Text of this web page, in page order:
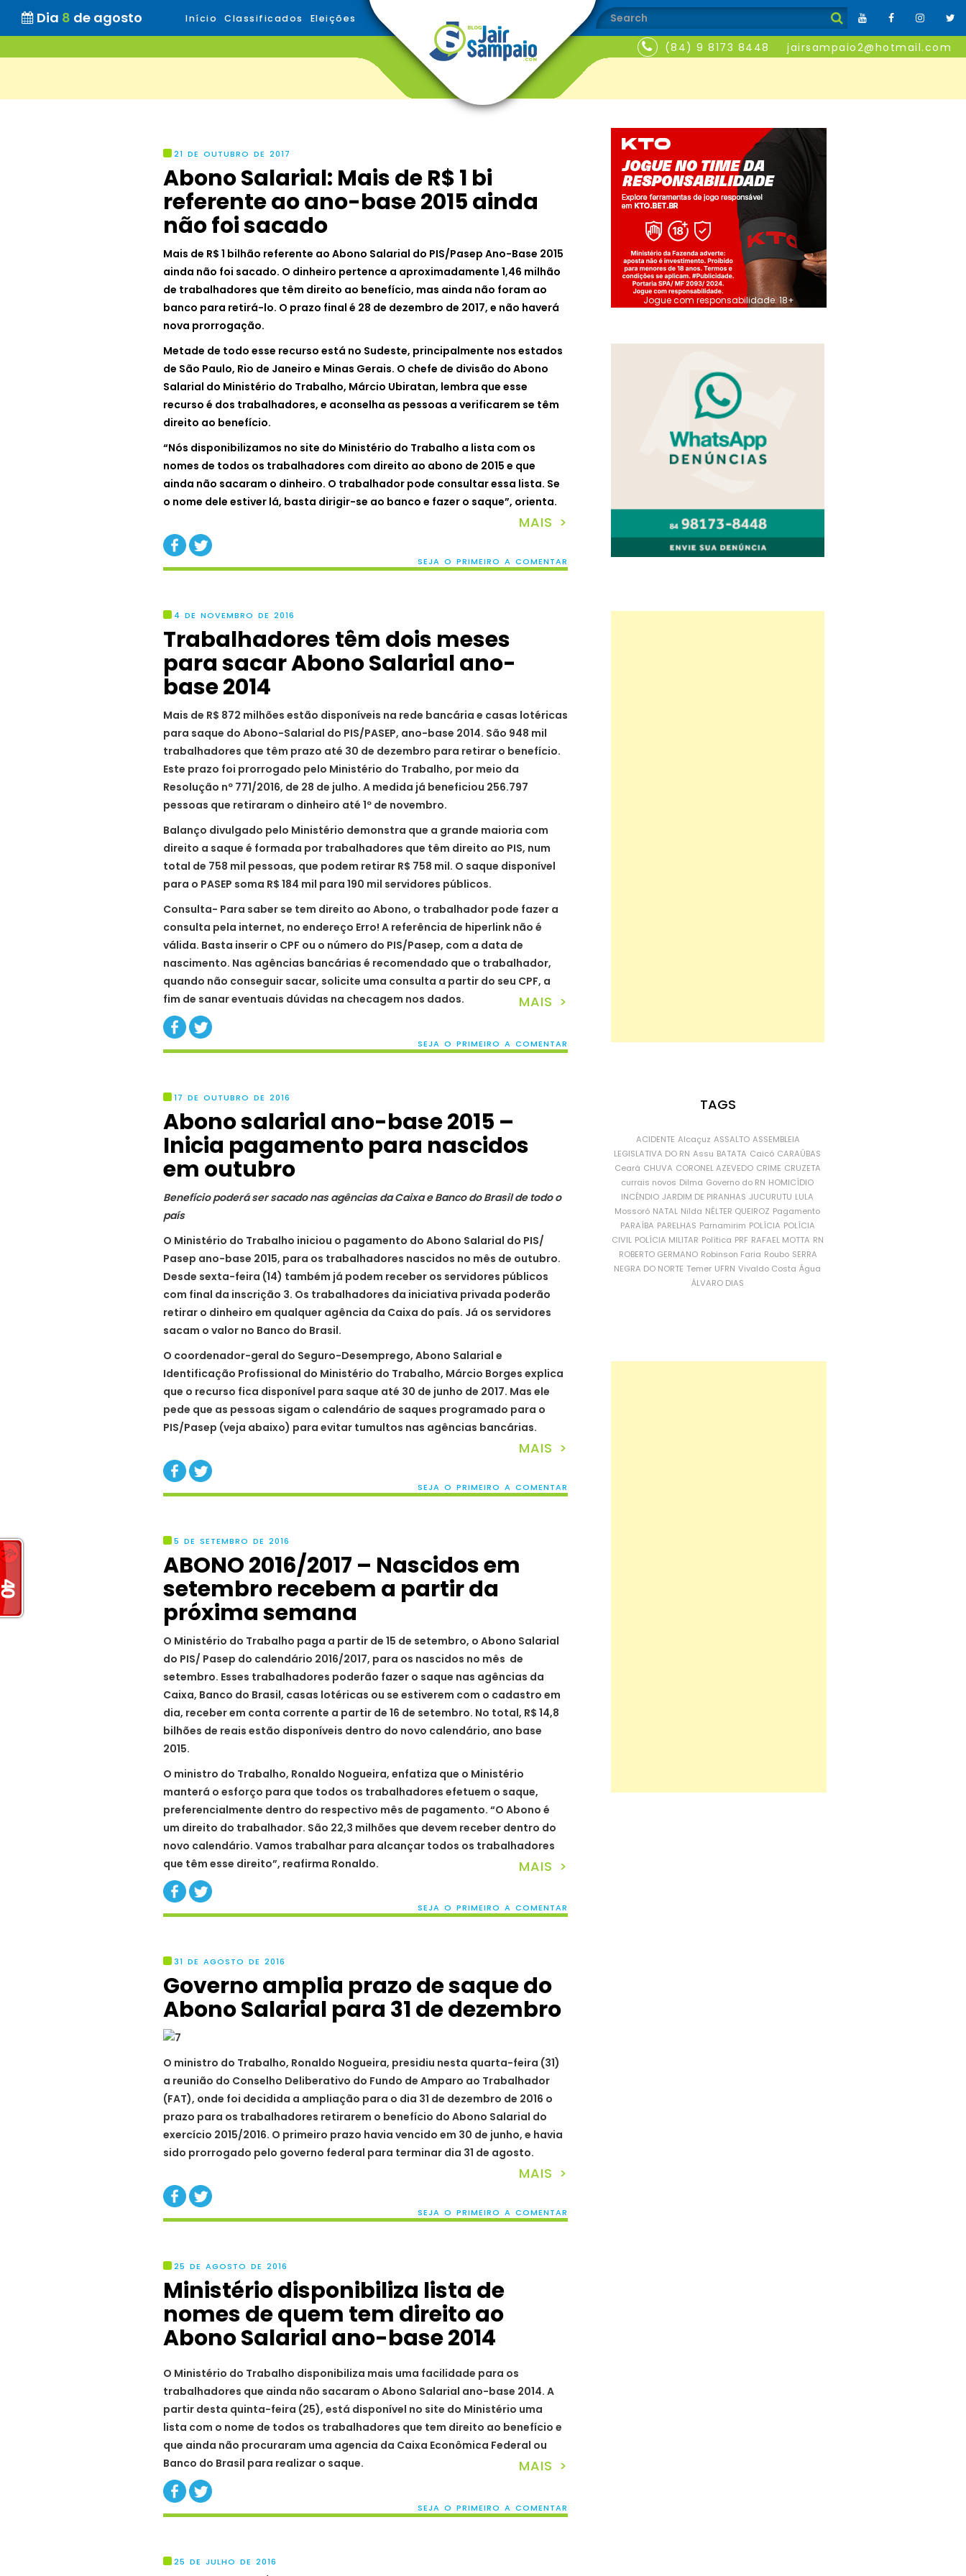
Dia 8 de agosto Início Classificados Eleições
(84) 9 8173 8448 jairsampaio2@hotmail.com
21 DE OUTUBRO DE 2017
Abono Salarial: Mais de R$ 1 bi
referente ao ano-base 2015 ainda
não foi sacado
Mais de R$ 1 bilhão referente ao Abono Salarial do PIS/Pasep Ano-Base 2015
ainda não foi sacado. O dinheiro pertence a aproximadamente 1,46 milhão
de trabalhadores que têm direito ao benefício, mas ainda não foram ao
banco para retirá-lo. O prazo final é 28 de dezembro de 2017, e não haverá
nova prorrogação.
Metade de todo esse recurso está no Sudeste, principalmente nos estados
de São Paulo, Rio de Janeiro e Minas Gerais. O chefe de divisão do Abono
Salarial do Ministério do Trabalho, Márcio Ubiratan, lembra que esse
recurso é dos trabalhadores, e aconselha as pessoas a verificarem se têm
direito ao benefício.
“Nós disponibilizamos no site do Ministério do Trabalho a lista com os
nomes de todos os trabalhadores com direito ao abono de 2015 e que
ainda não sacaram o dinheiro. O trabalhador pode consultar essa lista. Se
o nome dele estiver lá, basta dirigir-se ao banco e fazer o saque”, orienta.
MAIS >
SEJA O PRIMEIRO A COMENTAR
4 DE NOVEMBRO DE 2016
Trabalhadores têm dois meses
para sacar Abono Salarial ano-
base 2014
Mais de R$ 872 milhões estão disponíveis na rede bancária e casas lotéricas
para saque do Abono-Salarial do PIS/PASEP, ano-base 2014. São 948 mil
trabalhadores que têm prazo até 30 de dezembro para retirar o benefício.
Este prazo foi prorrogado pelo Ministério do Trabalho, por meio da
Resolução nº 771/2016, de 28 de julho. A medida já beneficiou 256.797
pessoas que retiraram o dinheiro até 1º de novembro.
Balanço divulgado pelo Ministério demonstra que a grande maioria com
direito a saque é formada por trabalhadores que têm direito ao PIS, num
total de 758 mil pessoas, que podem retirar R$ 758 mil. O saque disponível
para o PASEP soma R$ 184 mil para 190 mil servidores públicos.
Consulta- Para saber se tem direito ao Abono, o trabalhador pode fazer a
consulta pela internet, no endereço Erro! A referência de hiperlink não é
válida. Basta inserir o CPF ou o número do PIS/Pasep, com a data de
nascimento. Nas agências bancárias é recomendado que o trabalhador,
quando não conseguir sacar, solicite uma consulta a partir do seu CPF, a
fim de sanar eventuais dúvidas na checagem nos dados.
MAIS >
SEJA O PRIMEIRO A COMENTAR
17 DE OUTUBRO DE 2016
Abono salarial ano-base 2015 –
Inicia pagamento para nascidos
em outubro
Benefício poderá ser sacado nas agências da Caixa e Banco do Brasil de todo o
país
O Ministério do Trabalho iniciou o pagamento do Abono Salarial do PIS/
Pasep ano-base 2015, para os trabalhadores nascidos no mês de outubro.
Desde sexta-feira (14) também já podem receber os servidores públicos
com final da inscrição 3. Os trabalhadores da iniciativa privada poderão
retirar o dinheiro em qualquer agência da Caixa do país. Já os servidores
sacam o valor no Banco do Brasil.
O coordenador-geral do Seguro-Desemprego, Abono Salarial e
Identificação Profissional do Ministério do Trabalho, Márcio Borges explica
que o recurso fica disponível para saque até 30 de junho de 2017. Mas ele
pede que as pessoas sigam o calendário de saques programado para o
PIS/Pasep (veja abaixo) para evitar tumultos nas agências bancárias.
MAIS >
SEJA O PRIMEIRO A COMENTAR
5 DE SETEMBRO DE 2016
ABONO 2016/2017 – Nascidos em
setembro recebem a partir da
próxima semana
O Ministério do Trabalho paga a partir de 15 de setembro, o Abono Salarial
do PIS/ Pasep do calendário 2016/2017, para os nascidos no mês de
setembro. Esses trabalhadores poderão fazer o saque nas agências da
Caixa, Banco do Brasil, casas lotéricas ou se estiverem com o cadastro em
dia, receber em conta corrente a partir de 16 de setembro. No total, R$ 14,8
bilhões de reais estão disponíveis dentro do novo calendário, ano base
2015.
O ministro do Trabalho, Ronaldo Nogueira, enfatiza que o Ministério
manterá o esforço para que todos os trabalhadores efetuem o saque,
preferencialmente dentro do respectivo mês de pagamento. “O Abono é
um direito do trabalhador. São 22,3 milhões que devem receber dentro do
novo calendário. Vamos trabalhar para alcançar todos os trabalhadores
que têm esse direito”, reafirma Ronaldo.
MAIS >
SEJA O PRIMEIRO A COMENTAR
31 DE AGOSTO DE 2016
Governo amplia prazo de saque do
Abono Salarial para 31 de dezembro
O ministro do Trabalho, Ronaldo Nogueira, presidiu nesta quarta-feira (31)
a reunião do Conselho Deliberativo do Fundo de Amparo ao Trabalhador
(FAT), onde foi decidida a ampliação para o dia 31 de dezembro de 2016 o
prazo para os trabalhadores retirarem o benefício do Abono Salarial do
exercício 2015/2016. O primeiro prazo havia vencido em 30 de junho, e havia
sido prorrogado pelo governo federal para terminar dia 31 de agosto.
MAIS >
SEJA O PRIMEIRO A COMENTAR
25 DE AGOSTO DE 2016
Ministério disponibiliza lista de
nomes de quem tem direito ao
Abono Salarial ano-base 2014
O Ministério do Trabalho disponibiliza mais uma facilidade para os
trabalhadores que ainda não sacaram o Abono Salarial ano-base 2014. A
partir desta quinta-feira (25), está disponível no site do Ministério uma
lista com o nome de todos os trabalhadores que tem direito ao benefício e
que ainda não procuraram uma agencia da Caixa Econômica Federal ou
Banco do Brasil para realizar o saque.
MAIS >
SEJA O PRIMEIRO A COMENTAR
25 DE JULHO DE 2016
Jogue com responsabilidade. 18+
TAGS
ACIDENTE Alcaçuz ASSALTO ASSEMBLEIA
LEGISLATIVA DO RN Assu BATATA Caicó CARAÚBAS
Ceará CHUVA CORONEL AZEVEDO CRIME CRUZETA
currais novos Dilma Governo do RN HOMICÍDIO
INCÊNDIO JARDIM DE PIRANHAS JUCURUTU LULA
Mossoró NATAL Nilda NÉLTER QUEIROZ Pagamento
PARAÍBA PARELHAS Parnamirim POLÍCIA POLÍCIA
CIVIL POLÍCIA MILITAR Política PRF RAFAEL MOTTA RN
ROBERTO GERMANO Robinson Faria Roubo SERRA
NEGRA DO NORTE Temer UFRN Vivaldo Costa Água
ÁLVARO DIAS